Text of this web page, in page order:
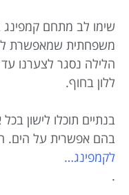
שימו לב מתחם קמפינג
משפחתית שמאפשרת
הלילה נסגר לצערנו
ללון בחוף.
בנתיים תוכלו לישון
בהם אפשרית על הים.
לקמפינג…
.